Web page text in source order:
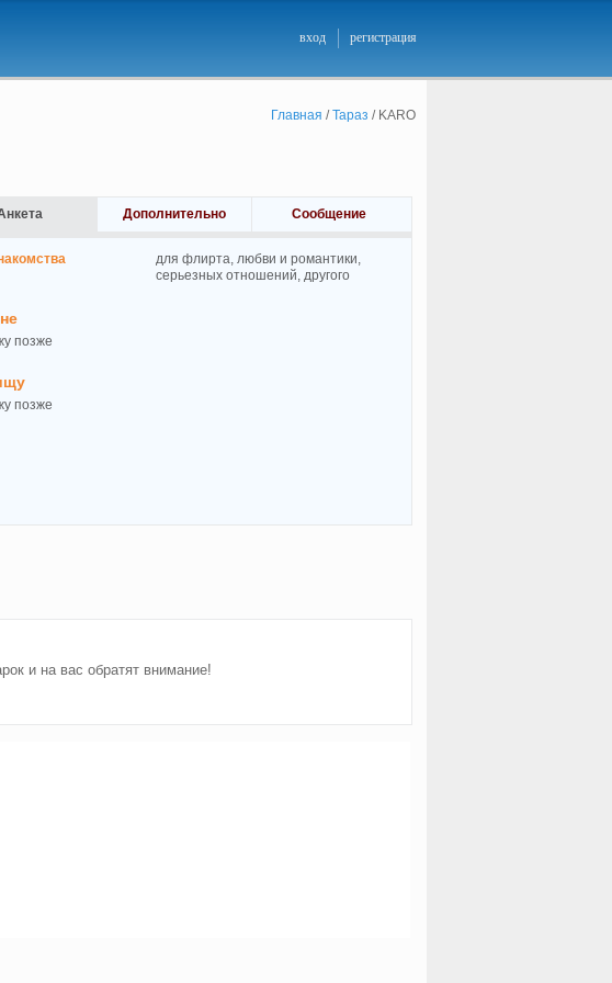
вход регистрация
Главная /Тараз / KARO
Дополнительно Сообщение
для флирта, любви и романтики,
cерьезных отношений, другого
позже
позже
и на вас обратят внимание!